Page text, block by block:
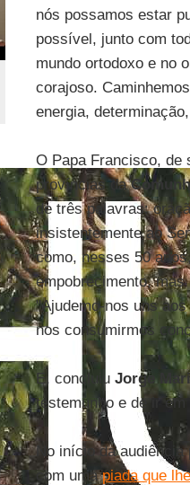
nós possamos estar
possível, junto com
mundo ortodoxo e no
corajoso.
energia,
O Papa Francisco, de
províncias da
de três palavras:
insistentemente ao
como, nesses 50
empobrecimento,
"Ajudemo-nos uns
nos consumirmos
E, concluiu Jorge
testemunho e de ir
No início da
com umapiada que